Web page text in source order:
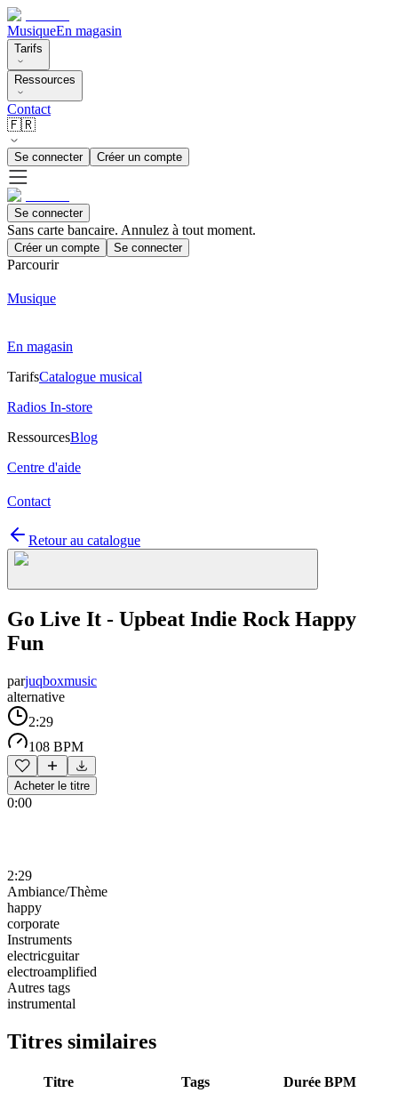
MusiqueEn magasin
Tarifs
Ressources
Contact
🇫🇷
Se connecter Créer un compte
Se connecter
Sans carte bancaire. Annulez à tout moment.
Créer un compte Se connecter
Parcourir
Musique
En magasin
TarifsCatalogue musical
Radios In-store
RessourcesBlog
Centre d'aide
Contact
Retour au catalogue
Go Live It - Upbeat Indie Rock Happy
Fun
parjuqboxmusic
alternative
2:29
108 BPM
Acheter le titre
0:00
2:29
Ambiance/Thème
happy
corporate
Instruments
electricguitar
electroamplified
Autres tags
instrumental
Titres similaires
Titre Tags Durée BPM